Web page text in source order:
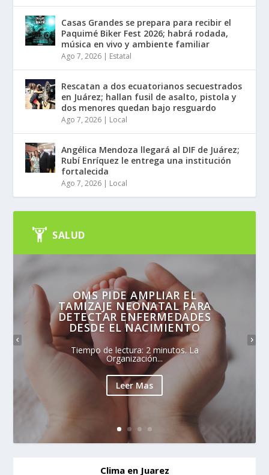
Casas Grandes se prepara para recibir el
Paquimé Biker Fest 2026; habrá rodada,
música en vivo y ambiente familiar
Ago 7, 2026 | Estatal
Rescatan a dos ecuatorianos secuestrados
en Juárez; hallan fusil de asalto, pistola y
dos menores quedan bajo resguardo
Ago 7, 2026 | Local
Angélica Mendoza llegará al DIF de Juárez;
Rubí Enríquez le entrega una institución
fortalecida
Ago 7, 2026 | Local
SALUD
OMS PIDE AMPLIAR EL
TAMIZAJE NEONATAL PARA
DETECTAR ENFERMEDADES
DESDE EL NACIMIENTO
Tiempo de lectura: 2 minutos. La
Organización...
Leer Mas
Clima en Juarez